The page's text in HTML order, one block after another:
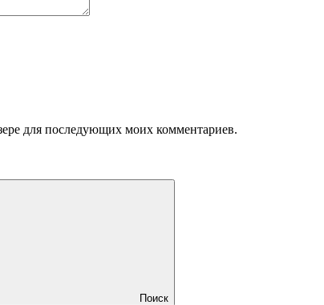
для последующих моих комментариев.
Поиск